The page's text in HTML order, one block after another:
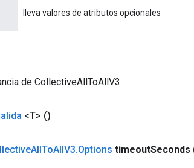
lleva valores de atributos opcionales
de CollectiveAllToAllV3
<T> ()
AllToAllV3.Options timeoutSeconds